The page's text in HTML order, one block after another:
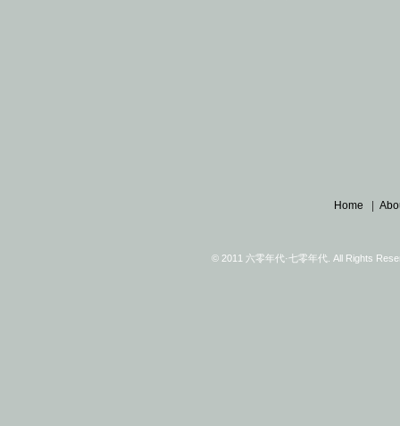
Home |
© 2011 六零年代·七零年代. All Rights